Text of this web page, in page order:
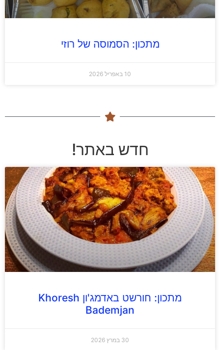
מתכון: הסמוסה של רוזי
10 באפריל 2026
חדש באתר!
מתכון: חורשט באדמג'ון Khoresh
Bademjan
30 במרץ 2026